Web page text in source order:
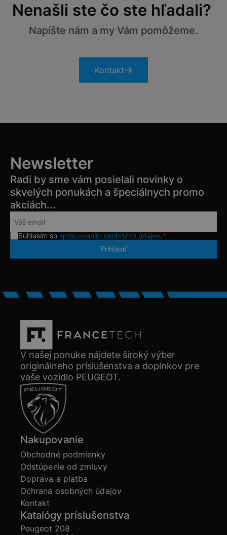
Nenašli ste čo ste hľadali?
Napíšte nám a my Vám pomôžeme.
Kontakt
Newsletter
Radi by sme vám posielali novinky o
skvelých ponukách a špeciálnych promo
akciách...
Súhlasím so spracovaním osobných údajov.*
V našej ponuke nájdete široký výber
originálneho príslušenstva a doplnkov pre
vaše vozidlo PEUGEOT.
Nakupovanie
Obchodné podmienky
Odstúpenie od zmluvy
Doprava a platba
Ochrana osobných údajov
Kontakt
Katalógy príslušenstva
Peugeot 208